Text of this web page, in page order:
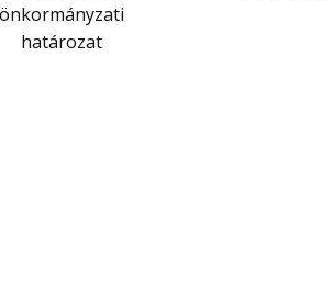
önkormányzati
határozat